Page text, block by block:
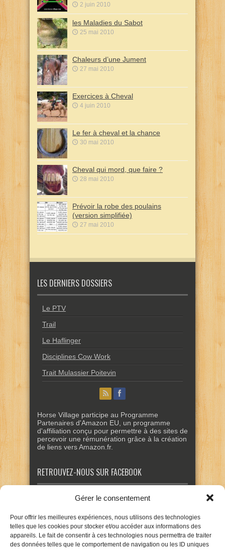
Gérer le consentement
Pour offrir les meilleures expériences, nous utilisons des technologies
telles que les cookies pour stocker et/ou accéder aux informations des
appareils. Le fait de consentir à ces technologies nous permettra de traiter
des données telles que le comportement de navigation ou les ID uniques
2 juin 2010
les Maladies du Sabot
25 mai 2010
Chaleurs d’une Jument
27 mai 2010
Exercices à Cheval
4 juin 2010
Le fer à cheval et la chance
30 mai 2010
Cheval qui mord, que faire ?
28 mai 2010
Prévoir la robe des poulains
(version simplifiée)
27 mai 2010
LES DERNIERS DOSSIERS
Le PTV
Trail
Le Haflinger
Disciplines Cow Work
Trait Mulassier Poitevin
Horse Village participe au Programme
Partenaires d'Amazon EU, un programme
d'affiliation conçu pour permettre à des sites de
percevoir une rémunération grâce à la création
de liens vers Amazon.fr.
RETROUVEZ-NOUS SUR FACEBOOK